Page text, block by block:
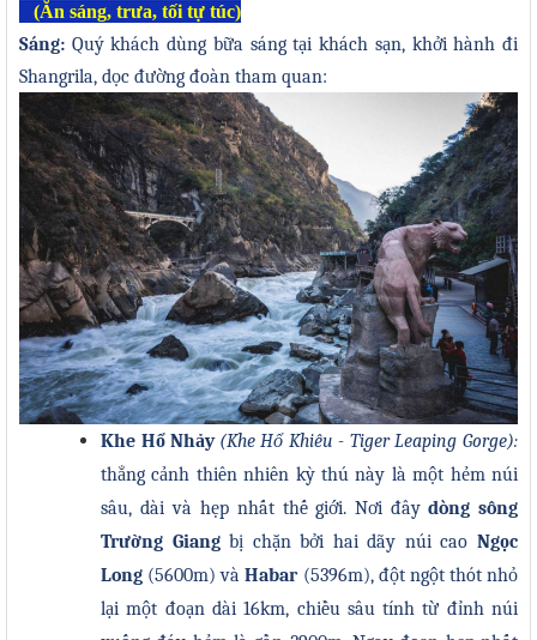
(Ăn sáng, trưa, tối tự túc)
Sáng: Quý khách dùng bữa sáng tại khách sạn, khởi hànhđi
Shangrila, dọc đường đoàn tham quan:
Khe Hổ Nhảy (Khe Hổ Khiêu- Tiger Leaping Gorge):
thẳng cảnh thiên nhiên kỳ thú này là một hẻm núi
sâu, dài và hẹp nhất thế giới. Nơi đây dòng sông
Trường Giangbị chặn bởi hai dãy núi caoNgọc
Long (5600m) vàHabar (5396m), đột ngột thót nhỏ
lại một đoạn dài 16km, chiều sâu tính từ đỉnh núi